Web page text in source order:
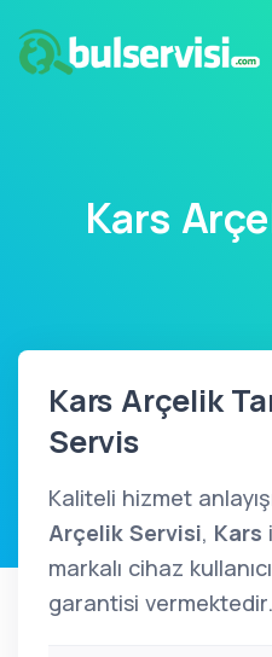
Kars
Kars Arçelik
Servis
Kaliteli hizmet
Arçelik Servisi, Kars
markalı cihaz
garantisi vermektedir.